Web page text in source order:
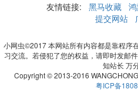
友情链接: 黑马收藏
提交网站
小网虫©2017 本网站所有内容都是靠程序
习交流。若侵犯了您的权益，请即时发邮
知站长 万
Copyright © 2013-2016
粤ICP备